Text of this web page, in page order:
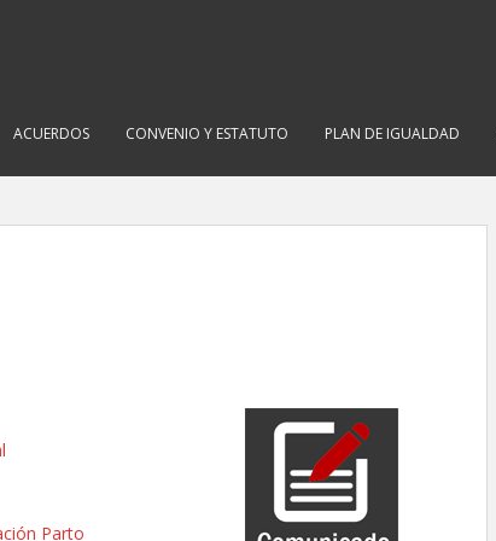
ACUERDOS CONVENIO Y ESTATUTO PLAN DE IGUALDAD
Parto